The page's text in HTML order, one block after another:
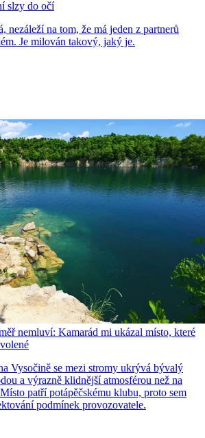
slzy do očí
nezáleží na tom, že má jeden z partnerů
Je milován takový, jaký je.
nemluví: Kamarád mi ukázal místo, které
Vysočině se mezi stromy ukrývá bývalý
a výrazně klidnější atmosférou než na
patří potápěčskému klubu, proto sem
podmínek provozovatele.